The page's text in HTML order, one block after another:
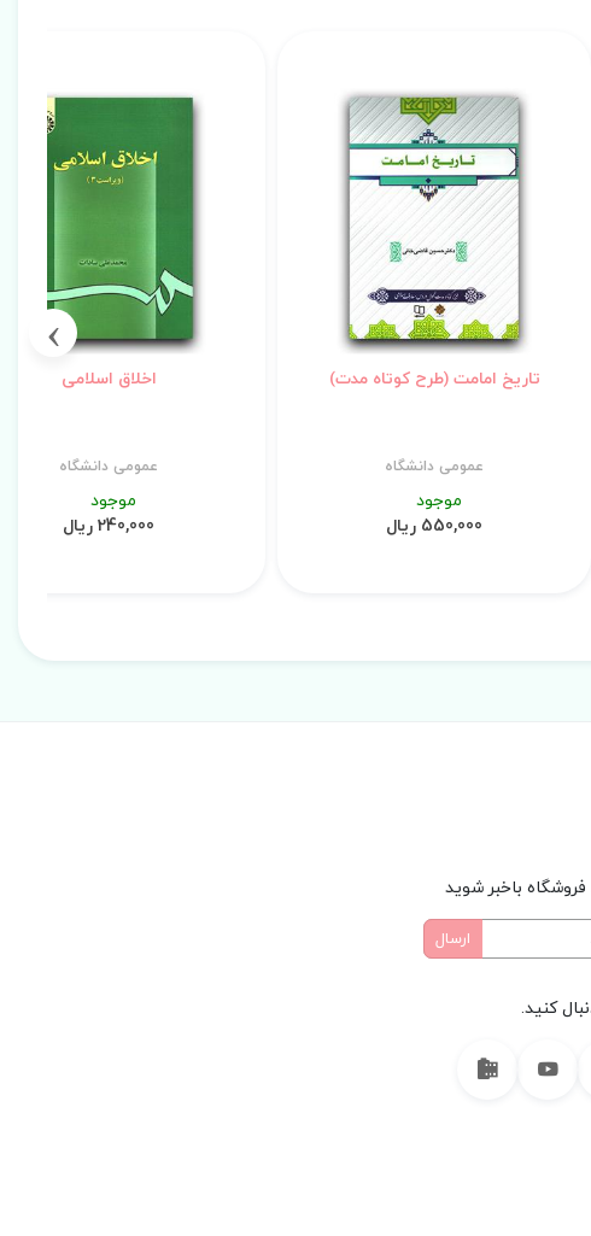
تاریخ امامت (طرح کوتاه مدت)
عمومی دانشگاه
موجود
550,000 ریال
اخلاق اسلامی
عمومی دانشگاه
موجود
240,000 ریال
›
باخبر شوید
کنید.